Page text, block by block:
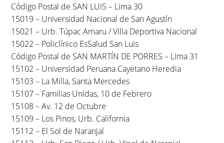
Código Postal de SAN LUIS – Lima 30
15019 – Universidad Nacional de San Agustín
15021 – Urb. Túpac Amaru / Villa Deportiva Nacional
15022 – Policlínico EsSalud San Luis
Código Postal de SAN MARTÍN DE PORRES – Lima 31
15102 – Universidad Peruana Cayetano Heredia
15103 – La Milla, Santa Mercedes
15107 – Familias Unidas, 10 de Febrero
15108 – Av. 12 de Octubre
15109 – Los Pinos, Urb. California
15112 – El Sol de Naranjal